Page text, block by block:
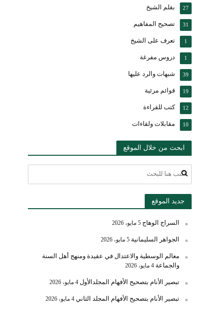
بقلم الشيخ 27
تصحيح المفاهيم 31
تعرف على الشيخ 1
دروس مفرغة 1
شبهات والرد عليها 39
قوائم مرئية 19
كتب للقراءة 12
مقابلات ولقاءات 10
ابحث من خلال الموقع
جديد الموقع
السراج الوهاج 5 مايو، 2026
الجواهر السليمانية 5 مايو، 2026
معالم الوسطية والاعتدال في عقيدة ومنهج أهل السنة
والجماعة 4 مايو، 2026
تبصير الأنام بتصحيح الأفهام المجلدالأول 4 مايو، 2026
تبصير الأنام بتصحيح الأفهام المجلد الثاني 4 مايو، 2026